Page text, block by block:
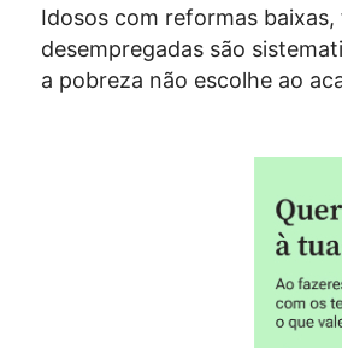
Idosos com reformas
desempregadas são
a pobreza não escolhe ao